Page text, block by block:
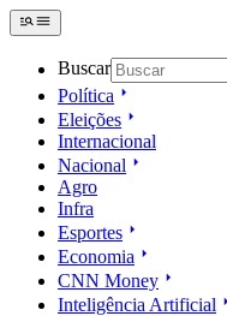
Buscar
Política
Eleições
Internacional
Nacional
Agro
Infra
Esportes
Economia
CNN Money
Inteligência Artificial